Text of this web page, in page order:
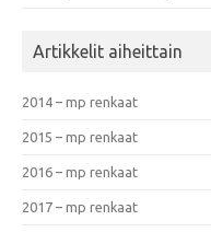
Artikkelit aiheittain
2014 – mp renkaat
2015 – mp renkaat
2016 – mp renkaat
2017 – mp renkaat